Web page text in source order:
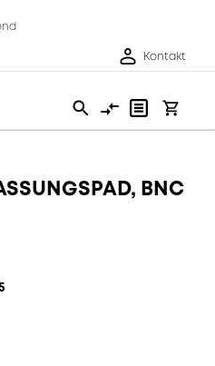
Kontakt
BNC